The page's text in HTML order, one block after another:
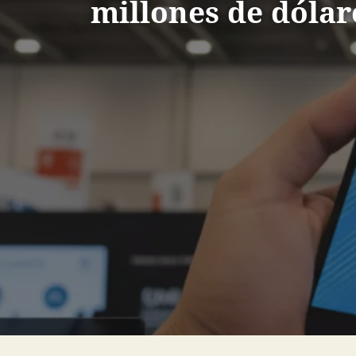
millones de